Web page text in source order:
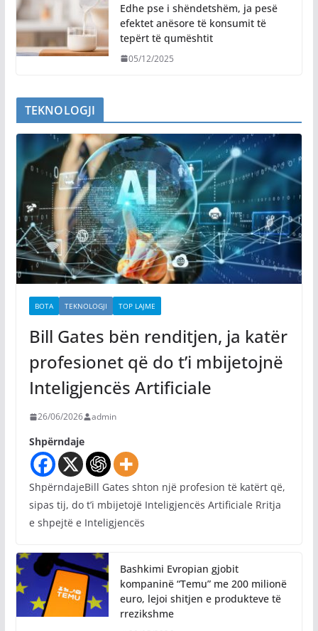
Edhe pse i shëndetshëm, ja pesë
efektet anësore të konsumit të
tepërt të qumështit
05/12/2025
TEKNOLOGJI
BOTA TEKNOLOGJI TOP LAJME
Bill Gates bën renditjen, ja katër
profesionet që do t’i mbijetojnë
Inteligjencës Artificiale
26/06/2026 admin
Shpërndaje
ShpërndajeBill Gates shton një profesion të katërt që,
sipas tij, do t’i mbijetojë Inteligjencës Artificiale Rritja
e shpejtë e Inteligjencës
Bashkimi Evropian gjobit
kompaninë “Temu” me 200 milionë
euro, lejoi shitjen e produkteve të
rrezikshme